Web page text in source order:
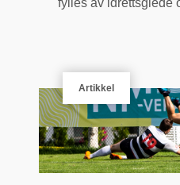
fylles av idrettsglede
Artikkel